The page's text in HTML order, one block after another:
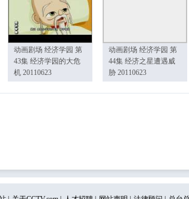
动画剧场 经济学园 第
43集 经济学园的大危
机 20110623
动画剧场 经济学园 第
44集 经济之星遭遇威
胁 20110623